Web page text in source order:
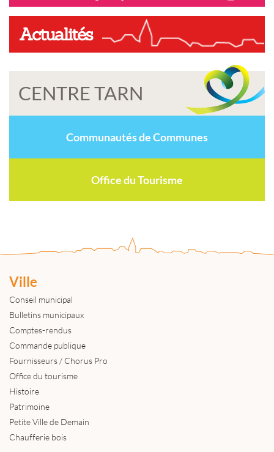
Actualités
CENTRE TARN
Communautés de Communes
Office du Tourisme
Ville
Conseil municipal
Bulletins municipaux
Comptes-rendus
Commande publique
Fournisseurs / Chorus Pro
Office du tourisme
Histoire
Patrimoine
Petite Ville de Demain
Chaufferie bois